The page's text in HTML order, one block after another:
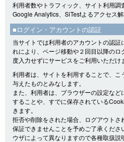
利用者数やトラフィック、サイト利用調
Google Analytics、SiTestよるアクセス
■ログイン・アカウントの認証
当サイトでは利用者のアカウントの認
れにより、ページ移動や２回目以降の
度入力せずにサービスをご利用いただけ
利用者は、サイトを利用することで、
与えたものとみなします。
また、利用者は、ブラウザーの設定な
することや、すでに保存されている
きます。
拒否や削除をされた場合、ログアウト
保証できませんことを予めご了承くださ
ウザによって異なりますので各種取扱説